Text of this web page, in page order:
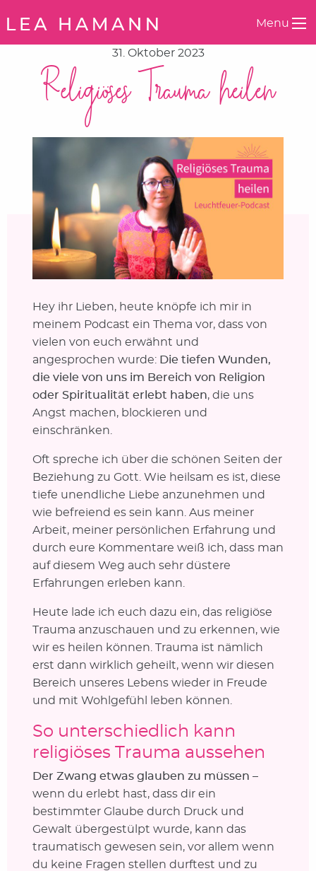
Menu
31. Oktober 2023
Religiöses Trauma heilen
Hey ihr Lieben, heute knöpfe ich mir in
meinem Podcast ein Thema vor, dass von
vielen von euch erwähnt und
angesprochen wurde: Die tiefen Wunden,
die viele von uns im Bereich von Religion
oder Spiritualität erlebt haben, die uns
Angst machen, blockieren und
einschränken.
Oft spreche ich über die schönen Seiten der
Beziehung zu Gott. Wie heilsam es ist, diese
tiefe unendliche Liebe anzunehmen und
wie befreiend es sein kann. Aus meiner
Arbeit, meiner persönlichen Erfahrung und
durch eure Kommentare weiß ich, dass man
auf diesem Weg auch sehr düstere
Erfahrungen erleben kann.
Heute lade ich euch dazu ein, das religiöse
Trauma anzuschauen und zu erkennen, wie
wir es heilen können. Trauma ist nämlich
erst dann wirklich geheilt, wenn wir diesen
Bereich unseres Lebens wieder in Freude
und mit Wohlgefühl leben können.
So unterschiedlich kann
religiöses Trauma aussehen
Der Zwang etwas glauben zu müssen –
wenn du erlebt hast, dass dir ein
bestimmter Glaube durch Druck und
Gewalt übergestülpt wurde, kann das
traumatisch gewesen sein, vor allem wenn
du keine Fragen stellen durftest und zu